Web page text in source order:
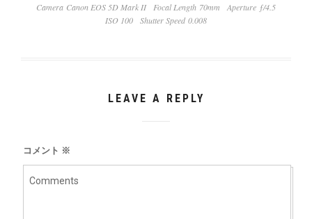
Camera Canon EOS 5D Mark II
Focal Length 70mm
Aperture ƒ/4.5
ISO 100
Shutter Speed 0.008
LEAVE A REPLY
コメント ※